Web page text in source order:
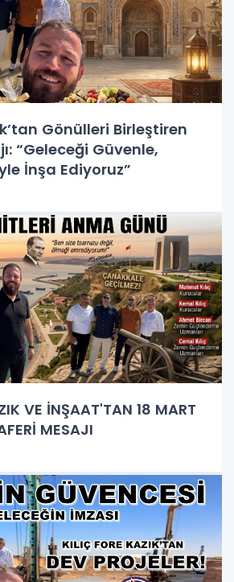
Gönülleri Birleştiren
“Geleceği Güvenle,
İnşa Ediyoruz”
VE İNŞAAT'TAN 18 MART
MESAJI